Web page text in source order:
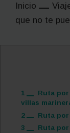
Inicio
que no te
1
Ruta
villas
2
Ruta
3
Ruta